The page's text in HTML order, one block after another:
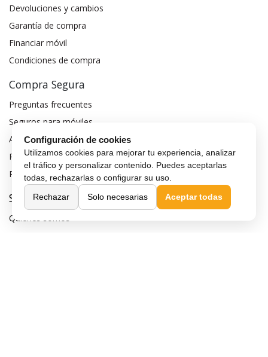
Devoluciones y cambios
Garantía de compra
Financiar móvil
Condiciones de compra
Compra Segura
Preguntas frecuentes
Seguros para móviles
Aviso legal
Política de privacidad
Política de cookies
Sobre MaxMovil.com
Quiénes somos
Configuración de cookies
Utilizamos cookies para mejorar tu experiencia, analizar
el tráfico y personalizar contenido. Puedes aceptarlas
todas, rechazarlas o configurar su uso.
Rechazar
Solo necesarias Aceptar todas